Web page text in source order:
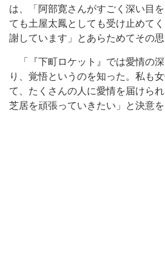
は、「阿部寛さんがすごく深い目
ても土屋太鳳としても受け止めて
謝しています」とあらためてその思
「『下町ロケット』では愛情の
り、覚悟というのを知った。私も
て、たくさんの人に愛情を届けら
芝居を頑張っていきたい」と決意を